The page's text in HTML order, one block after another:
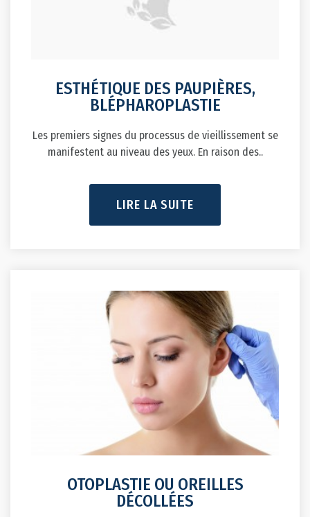
ESTHÉTIQUE DES PAUPIÈRES,
BLÉPHAROPLASTIE
Les premiers signes du processus de vieillissement se
manifestent au niveau des yeux. En raison des..
LIRE LA SUITE
OTOPLASTIE OU OREILLES
DÉCOLLÉES